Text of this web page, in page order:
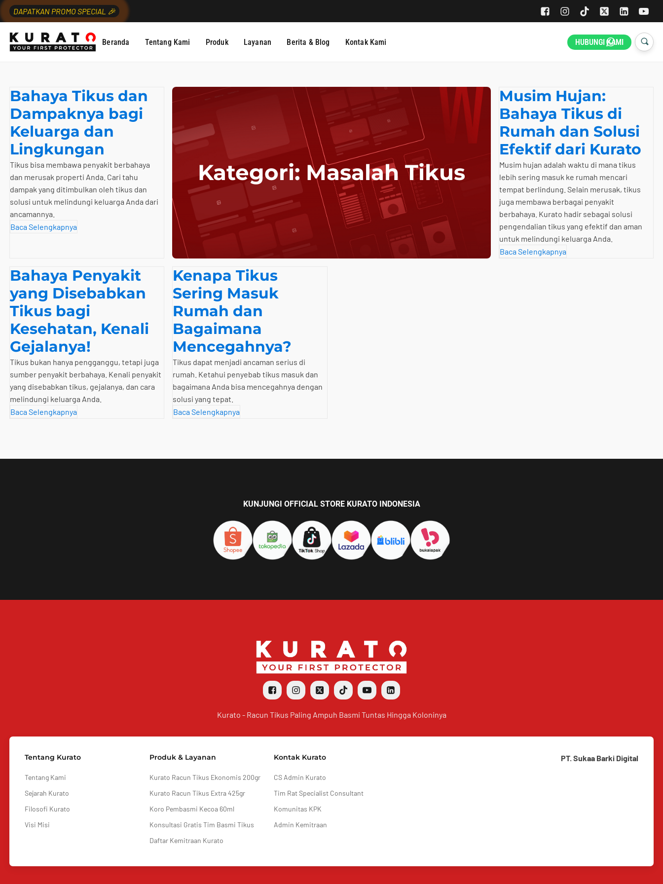
DAPATKAN PROMO SPECIAL 🎉
Beranda Tentang Kami Produk Layanan Berita & Blog Kontak Kami HUBUNGI KAMI
Bahaya Tikus dan
Dampaknya bagi
Keluarga dan
Lingkungan
Tikus bisa membawa penyakit berbahaya
dan merusak properti Anda. Cari tahu
dampak yang ditimbulkan oleh tikus dan
solusi untuk melindungi keluarga Anda dari
ancamannya.
Baca Selengkapnya
Kategori: Masalah Tikus
Musim Hujan:
Bahaya Tikus di
Rumah dan Solusi
Efektif dari Kurato
Musim hujan adalah waktu di mana tikus
lebih sering masuk ke rumah mencari
tempat berlindung. Selain merusak, tikus
juga membawa berbagai penyakit
berbahaya. Kurato hadir sebagai solusi
pengendalian tikus yang efektif dan aman
untuk melindungi keluarga Anda.
Baca Selengkapnya
Bahaya Penyakit
yang Disebabkan
Tikus bagi
Kesehatan, Kenali
Gejalanya!
Tikus bukan hanya pengganggu, tetapi juga
sumber penyakit berbahaya. Kenali penyakit
yang disebabkan tikus, gejalanya, dan cara
melindungi keluarga Anda.
Baca Selengkapnya
Kenapa Tikus
Sering Masuk
Rumah dan
Bagaimana
Mencegahnya?
Tikus dapat menjadi ancaman serius di
rumah. Ketahui penyebab tikus masuk dan
bagaimana Anda bisa mencegahnya dengan
solusi yang tepat.
Baca Selengkapnya
KUNJUNGI OFFICIAL STORE KURATO INDONESIA
Kurato - Racun Tikus Paling Ampuh Basmi Tuntas Hingga Koloninya
Tentang Kurato
Tentang Kami
Sejarah Kurato
Filosofi Kurato
Visi Misi
Produk & Layanan
Kurato Racun Tikus Ekonomis 200gr
Kurato Racun Tikus Extra 425gr
Koro Pembasmi Kecoa 60ml
Konsultasi Gratis Tim Basmi Tikus
Daftar Kemitraan Kurato
Kontak Kurato
CS Admin Kurato
Tim Rat Specialist Consultant
Komunitas KPK
Admin Kemitraan
PT. Sukaa Barki Digital